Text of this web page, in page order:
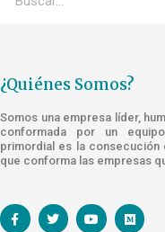
¿Quiénes Somos?
Somos una empresa líder,
conformada por un
primordial es la consecución
que conforma las empresas